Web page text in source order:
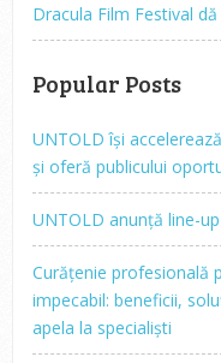
Dracula Film Festival
Popular Posts
UNTOLD își
și oferă publicului
UNTOLD anunță line-
Curățenie profesională
impecabil: beneficii,
apela la specialiști